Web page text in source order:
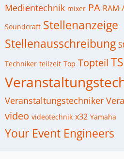
Medientechnik mixer PA
Soundcraft Stellenanzeige
Stellenausschreibung
Techniker teilzeit Top Topteil
Veranstaltungstechniker
video videotechnik x32 Yamaha
Your Event Engineers